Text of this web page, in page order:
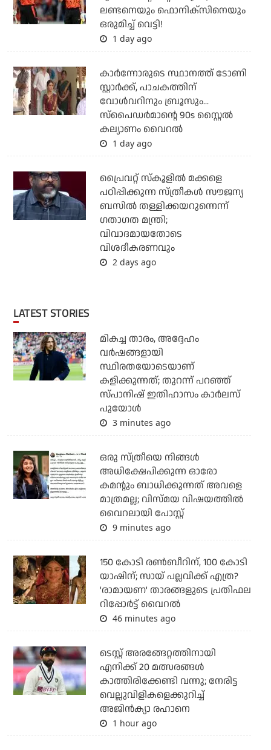
ലണ്ടനെയും ഫൊനിക്‌സിനെയും
ഒരുമിച്ച് വെട്ടി!
1 day ago
കാര്‍ന്നോരുടെ സ്ഥാനത്ത് ടോണി
സ്റ്റാര്‍ക്ക്, പാചകത്തിന്
വോള്‍വറിനും ബ്രൂസും...
സ്‌പൈഡര്‍മാന്റെ 90s സ്റ്റൈല്‍
കല്യാണം വൈറല്‍
1 day ago
പ്രൈവറ്റ് സ്‌കൂളില്‍ മക്കളെ
പഠിപ്പിക്കുന്ന സ്ത്രീകള്‍ സൗജന്യ
ബസില്‍ തള്ളിക്കയറുന്നെന്ന്
ഗതാഗത മന്ത്രി;
വിവാദമായതോടെ
വിശദീകരണവും
2 days ago
LATEST STORIES
മികച്ച താരം, അദ്ദേഹം
വര്‍ഷങ്ങളായി
സ്ഥിരതയോടെയാണ്
കളിക്കുന്നത്; തുറന്ന് പറഞ്ഞ്
സ്പാനിഷ് ഇതിഹാസം കാര്‍ലസ്
പുയോള്‍
3 minutes ago
ഒരു സ്ത്രീയെ നിങ്ങള്‍
അധിക്ഷേപിക്കുന്ന ഓരോ
കമന്റും ബാധിക്കുന്നത് അവളെ
മാത്രമല്ല; വിസ്മയ വിഷയത്തില്‍
വൈറലായി പോസ്റ്റ്
9 minutes ago
150 കോടി രൺബീറിന്, 100 കോടി
യാഷിന്; സായ് പല്ലവിക്ക് എത്ര?
'രാമായണ' താരങ്ങളുടെ പ്രതിഫല
റിപ്പോർട്ട് വൈറൽ
46 minutes ago
ടെസ്റ്റ് അരങ്ങേറ്റത്തിനായി
എനിക്ക് 20 മത്സരങ്ങള്‍
കാത്തിരിക്കേണ്ടി വന്നു; നേരിട്ട
വെല്ലുവിളികളെക്കുറിച്ച്
അജിന്‍ക്യാ രഹാനെ
1 hour ago